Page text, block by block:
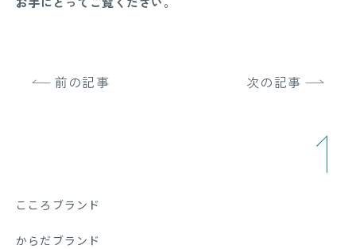
前の記事 次の記事
こころブランド
からだブランド